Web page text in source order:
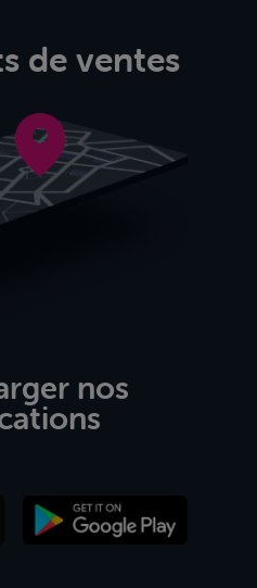
de ventes
nos